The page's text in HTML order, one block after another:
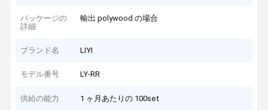
パッケージの
詳細
輸出 polywood の場合
ブランド名 LIYI
モデル番号 LY-RR
供給の能力 1 ヶ月あたりの 100set